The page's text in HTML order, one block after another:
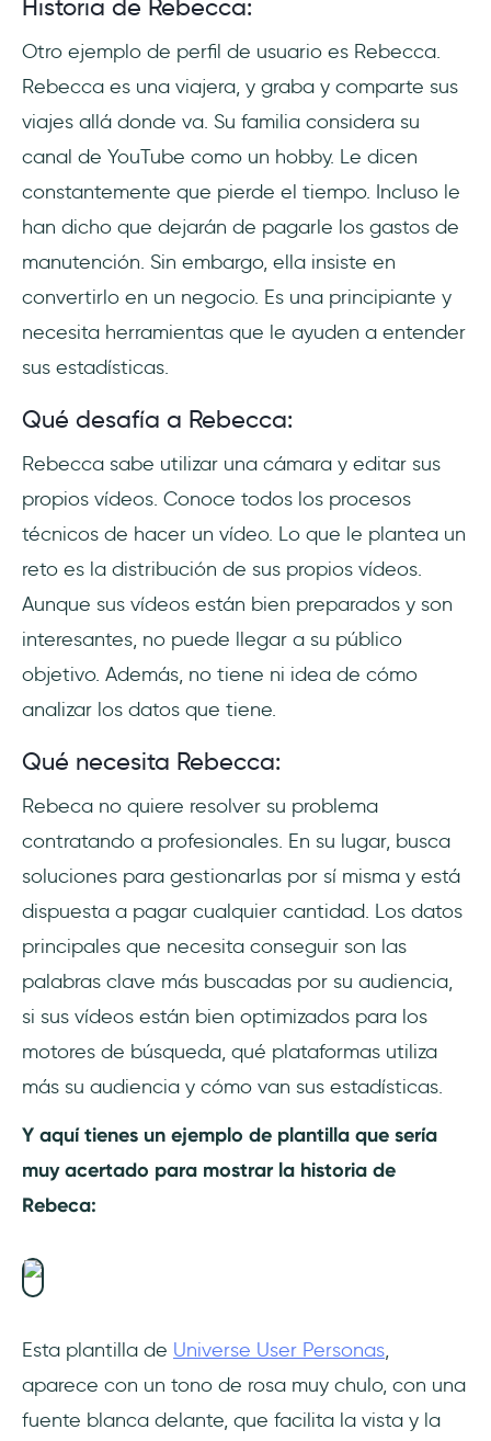
Historia de Rebecca:
Otro ejemplo de perfil de usuario es Rebecca.
Rebecca es una viajera, y graba y comparte sus
viajes allá donde va. Su familia considera su
canal de YouTube como un hobby. Le dicen
constantemente que pierde el tiempo. Incluso le
han dicho que dejarán de pagarle los gastos de
manutención. Sin embargo, ella insiste en
convertirlo en un negocio. Es una principiante y
necesita herramientas que le ayuden a entender
sus estadísticas.
Qué desafía a Rebecca:
Rebecca sabe utilizar una cámara y editar sus
propios vídeos. Conoce todos los procesos
técnicos de hacer un vídeo. Lo que le plantea un
reto es la distribución de sus propios vídeos.
Aunque sus vídeos están bien preparados y son
interesantes, no puede llegar a su público
objetivo. Además, no tiene ni idea de cómo
analizar los datos que tiene.
Qué necesita Rebecca:
Rebeca no quiere resolver su problema
contratando a profesionales. En su lugar, busca
soluciones para gestionarlas por sí misma y está
dispuesta a pagar cualquier cantidad. Los datos
principales que necesita conseguir son las
palabras clave más buscadas por su audiencia,
si sus vídeos están bien optimizados para los
motores de búsqueda, qué plataformas utiliza
más su audiencia y cómo van sus estadísticas.
Y aquí tienes un ejemplo de plantilla que sería
muy acertado para mostrar la historia de
Rebeca:
Esta plantilla de Universe User Personas,
aparece con un tono de rosa muy chulo, con una
fuente blanca delante, que facilita la vista y la